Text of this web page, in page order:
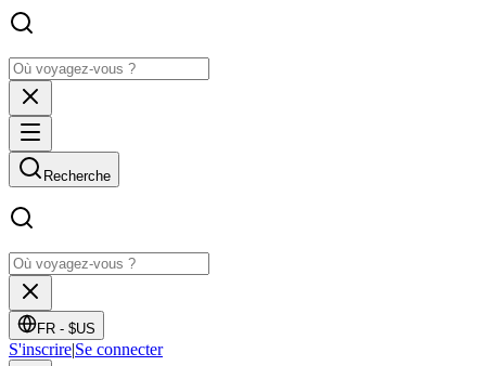
Recherche
FR - $US
S'inscrire|Se connecter